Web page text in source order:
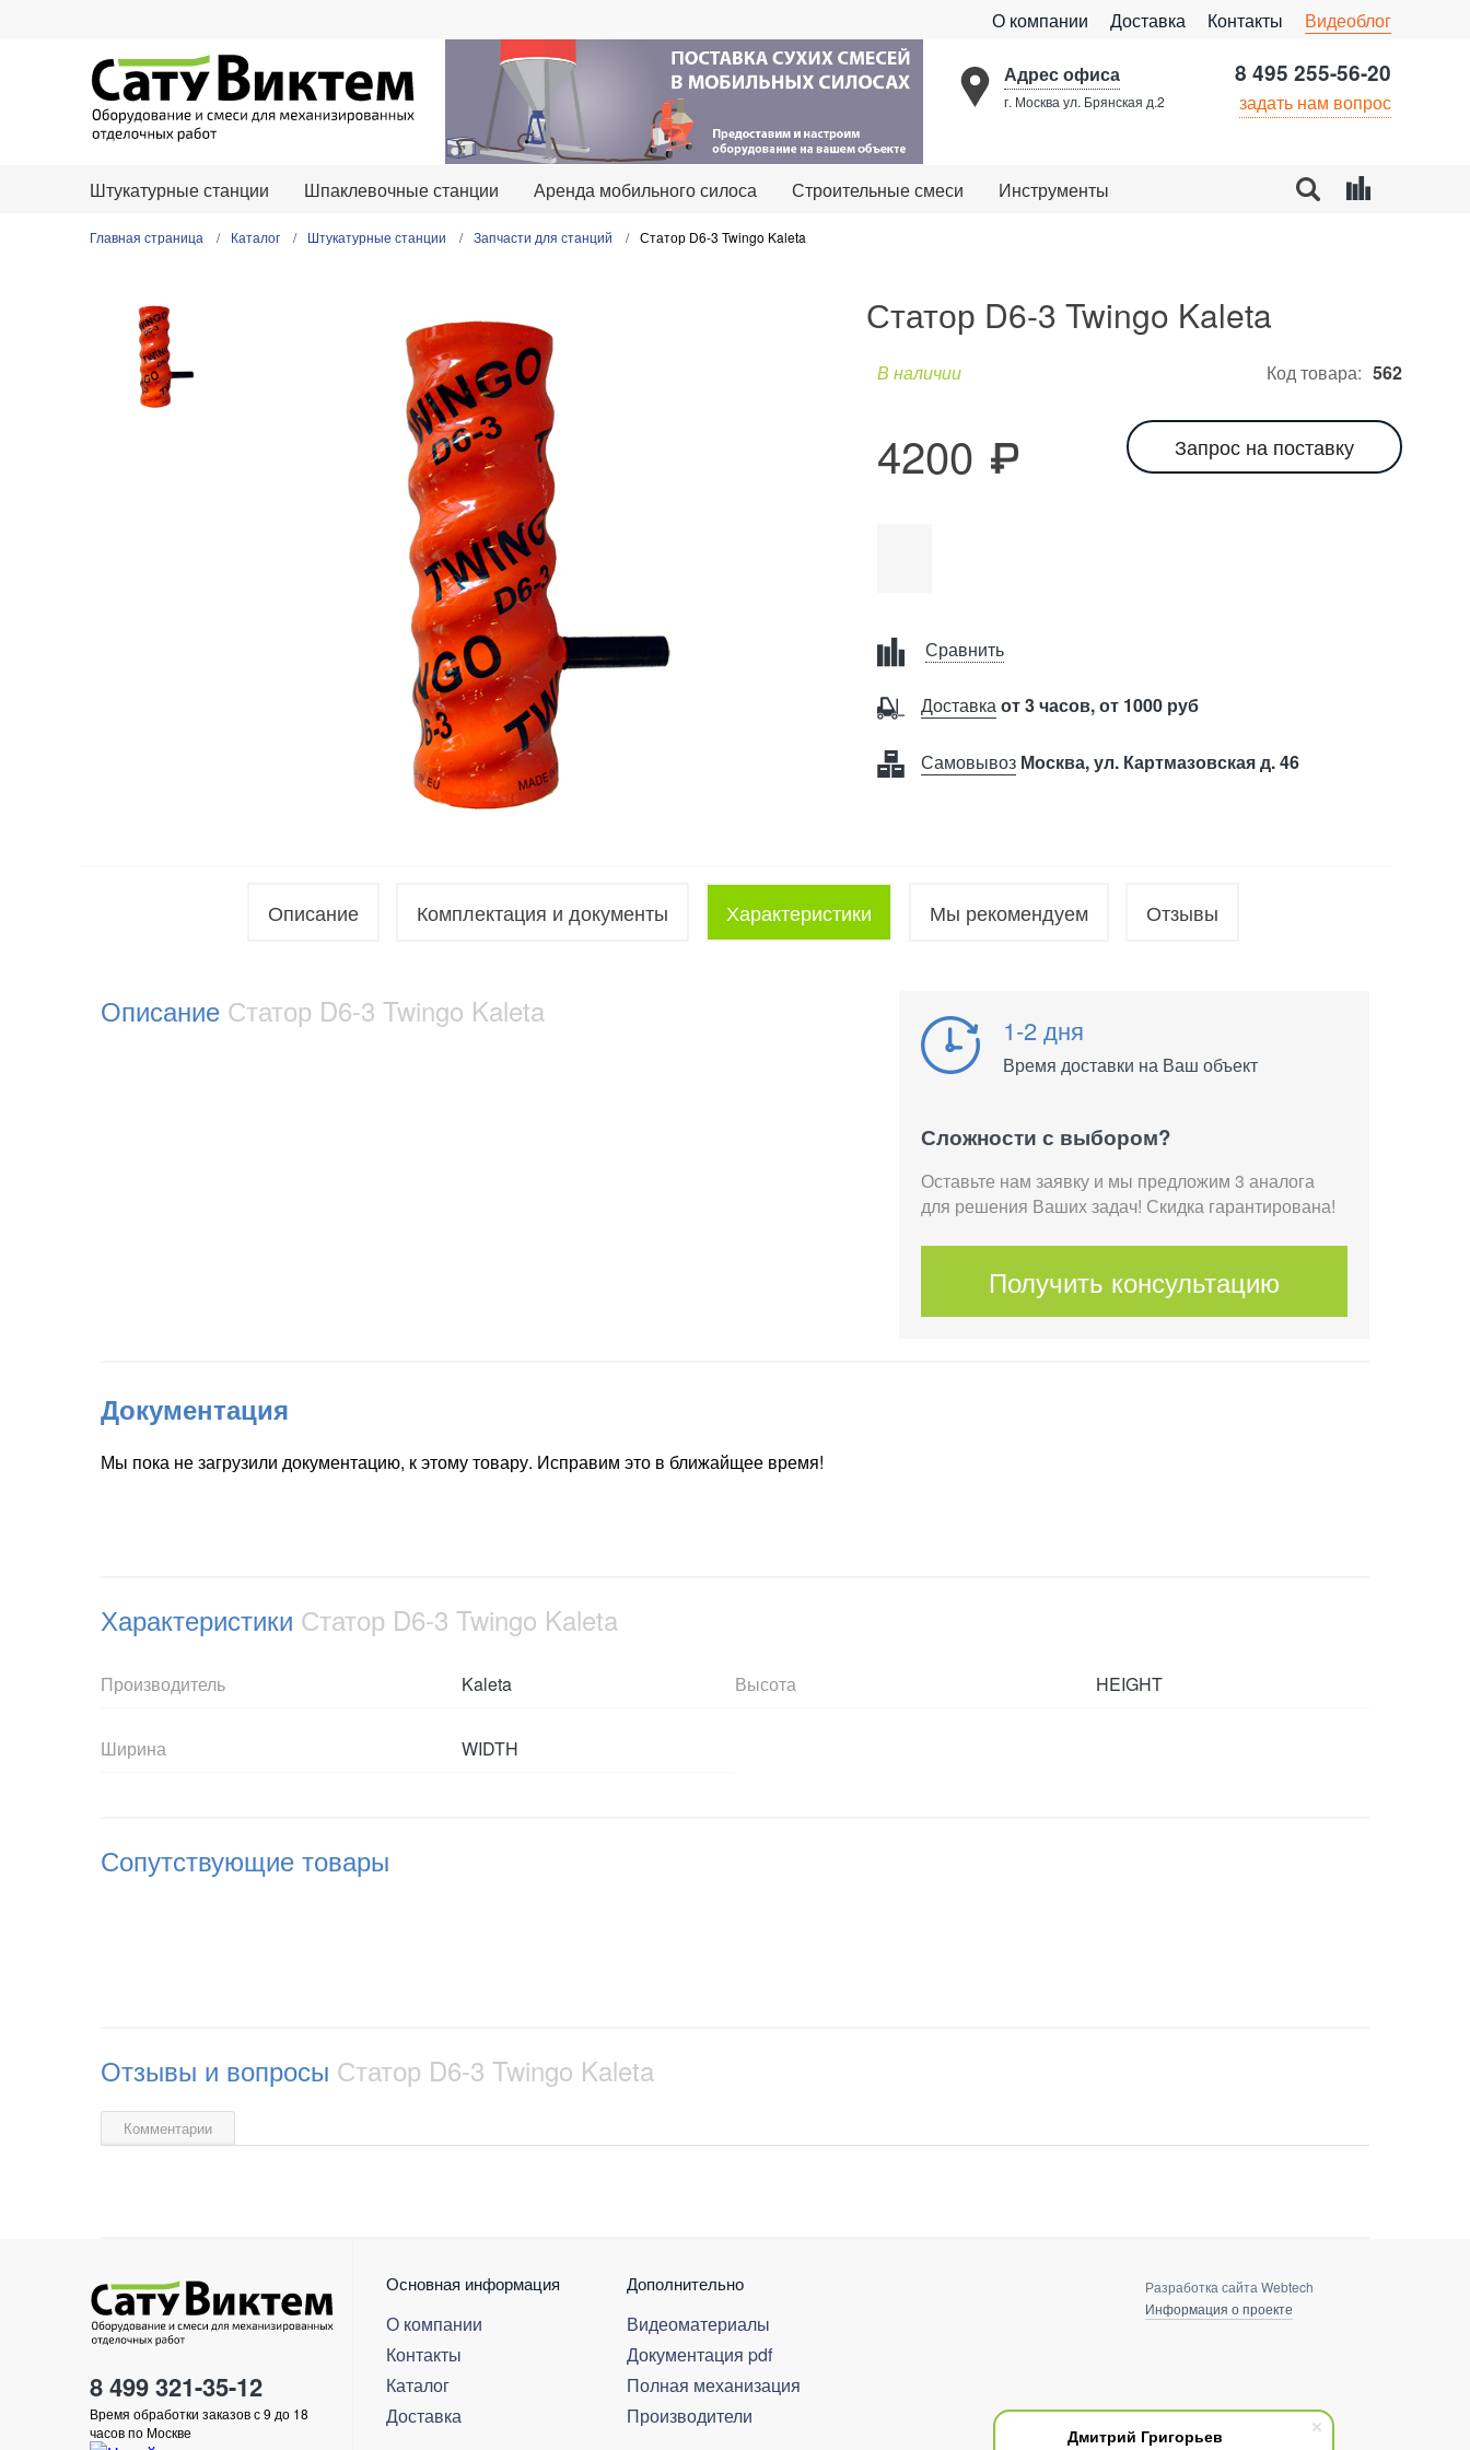
Дмитрий Григорьев
О компании Доставка Контакты Видеоблог
8 495 255-56-20
задать нам вопрос
Адрес офиса
г. Москва ул. Брянская д.2
Штукатурные станции Шпаклевочные станции Аренда мобильного силоса Строительные смеси Инструменты
Главная страница Каталог Штукатурные станции Запчасти для станций Статор D6-3 Twingo Kaleta
Статор D6-3 Twingo Kaleta
В наличии Код товара: 562
4200 Запрос на поставку
Сравнить
Доставкаот 3 часов, от 1000 руб
Самовывоз Москва, ул. Картмазовская д. 46
Описание Комплектация и документы Характеристики Мы рекомендуем Отзывы
Описание Статор D6-3 Twingo Kaleta
1-2 дня
Время доставки на Ваш объект
Сложности с выбором?
Оставьте нам заявку и мы предложим 3 аналога
для решения Ваших задач! Скидка гарантирована!
Получить консультацию
Документация
Мы пока не загрузили документацию, к этому товару. Исправим это в ближайщее время!
Характеристики Статор D6-3 Twingo Kaleta
Производитель Kaleta Высота HEIGHT
Ширина WIDTH
Сопутствующие товары
Отзывы и вопросы Статор D6-3 Twingo Kaleta
Комментарии
8 499 321-35-12
Время обработки заказов с 9 до 18
часов по Москве
Основная информация
О компании
Контакты
Каталог
Доставка
Дополнительно
Видеоматериалы
Документация pdf
Полная механизация
Производители
Разработка сайта Webtech
Информация о проекте